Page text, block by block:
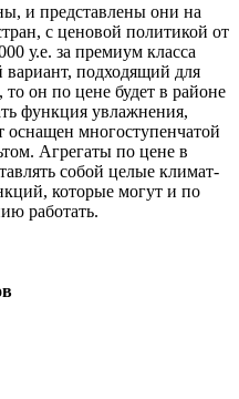
и представлены они на
с ценовой политикой от
у.е. за премиум класса
вариант, подходящий для
он по цене будет в районе
функция увлажнения,
оснащен многоступенчатой
Агрегаты по цене в
собой целые климат-
которые могут и по
работать.